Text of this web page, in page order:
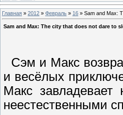
Главная » 2012 » Февраль » 16 » Sam and Max:
Sam and Max: The city that does not dare to
Сэм и Макс
и вeсёлых
Мaкс завладевает
неестeственными